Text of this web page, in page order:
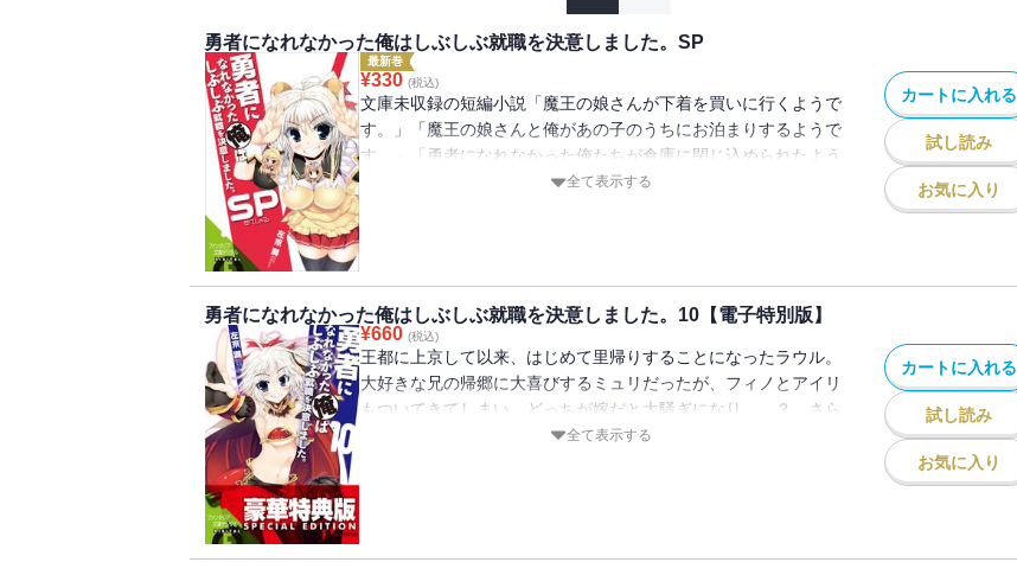
勇者になれなかった俺はしぶしぶ就職を決意しました。SP
最新巻
¥330 (税込)
文庫未収録の短編小説「魔王の娘さんが下着を買いに行くようで
す。」「魔王の娘さんと俺があの子のうちにお泊まりするようで
す。」「勇者になれなかった俺たちが倉庫に閉じ込められたよう
です。」「勇者になれなかった俺が魔王の娘さんと入れ替わった
俺はしぶしぶ就職を決意しました。」アニメBD&DVD3～6の特
典小冊子に収録されていたものです。
全て表示する
カートに入れる
試し読み
お気に入り
勇者になれなかった俺はしぶしぶ就職を決意しました。10【電子特別版】
¥660 (税込)
王都に上京して以来、はじめて里帰りすることになったラウル。
大好きな兄の帰郷に大喜びするミュリだったが、フィノとアイリ
もついてきてしまい、どっちが嫁だと大騒ぎになり……？ さら
に隠れたバイトも登場か!? 電子書籍版だけの【電子特別版】と
全て表示する
カートに入れる
試し読み
お気に入り